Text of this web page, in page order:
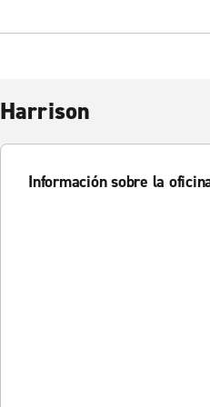
Harrison
Información sobre la